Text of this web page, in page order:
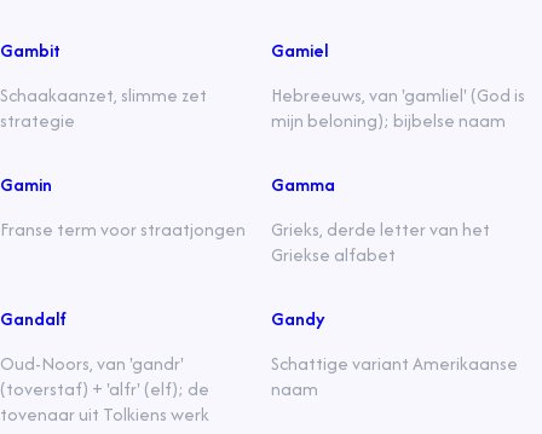
Gambit
Schaakaanzet, slimme zet
strategie
Gamiel
Hebreeuws, van 'gamliel' (God is
mijn beloning); bijbelse naam
Gamin
Franse term voor straatjongen
Gamma
Grieks, derde letter van het
Griekse alfabet
Gandalf
Oud-Noors, van 'gandr'
(toverstaf) + 'alfr' (elf); de
tovenaar uit Tolkiens werk
Gandy
Schattige variant Amerikaanse
naam